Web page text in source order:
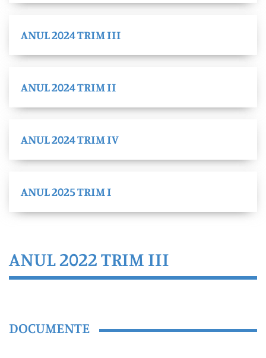
ANUL 2024 TRIM III
ANUL 2024 TRIM II
ANUL 2024 TRIM IV
ANUL 2025 TRIM I
ANUL 2022 TRIM III
DOCUMENTE